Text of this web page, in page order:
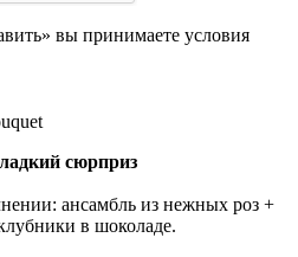
вы принимаете условия
сюрприз
ансамбль из нежных роз +
в шоколаде.